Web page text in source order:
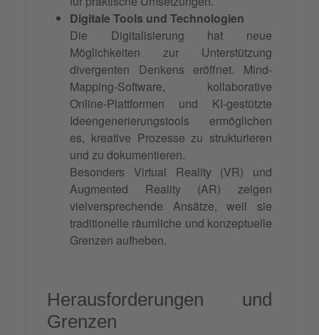
Digitale Tools und Technologien
Die Digitalisierung hat neue
Möglichkeiten zur Unterstützung
divergenten Denkens eröffnet. Mind-
Mapping-Software, kollaborative
Online-Plattformen und KI-gestützte
Ideengenerierungstools ermöglichen
es, kreative Prozesse zu strukturieren
und zu dokumentieren.
Besonders Virtual Reality (VR) und
Augmented Reality (AR) zeigen
vielversprechende Ansätze, weil sie
traditionelle räumliche und konzeptuelle
Grenzen aufheben.
Herausforderungen und
Grenzen